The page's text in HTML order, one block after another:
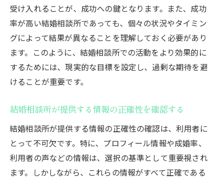
効率的な婚活のための時間管理術
焦らずに待つことの大切さ
結婚相談所利用者が直面する東京都大田区特有
の課題
地域特性による課題とその対策
東京都大田区の婚活市場を理解する
利用者同士の競争をどう克服するか
成功者の声から学ぶ地域特有の戦略
相談所選びにおける地域の影響
期待と現実のギャップ結婚相談所での出会いの
受け入れることが、成功への鍵となります。また、成功
率が高い結婚相談所であっても、個々の状況やタイミン
グによって結果が異なることを理解しておく必要があり
ます。このように、結婚相談所での活動をより効果的に
するためには、現実的な目標を設定し、過剰な期待を避
けることが重要です。
結婚相談所が提供する情報の正確性を確認する
結婚相談所が提供する情報の正確性の確認は、利用者に
とって不可欠です。特に、プロフィール情報や成婚率、
利用者の声などの情報は、選択の基準として重要視され
ます。しかしながら、これらの情報がすべて正確である